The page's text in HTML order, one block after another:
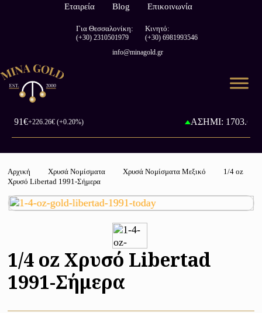
Εταιρεία Blog Επικοινωνία
Για Θεσσαλονίκη:
(+30) 2310501979
Κινητό:
(+30) 6981993546
info@minagold.gr
+226.26€ (+0.20%) ΑΣΗΜΙ: 1703.65€
Αρχική Χρυσά Νομίσματα Χρυσά Νομίσματα Μεξικό
1/4 oz
Χρυσό Libertad 1991-Σήμερα
1/4 oz Χρυσό Libertad
1991-Σήμερα